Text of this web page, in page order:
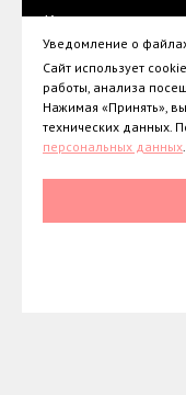
Кому подходит
собственнику
Инструмент
ключевые
не обязательно
наёмный
слово за ним.
человек, который
бизнеса и несёт
Уведомление о
Сайт использует
работы, анализа
Нажимая «Принять»,
технических данных.
персональных данных.